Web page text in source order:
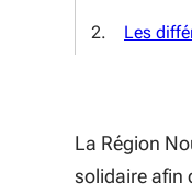
Les
La Région
solidaire afin